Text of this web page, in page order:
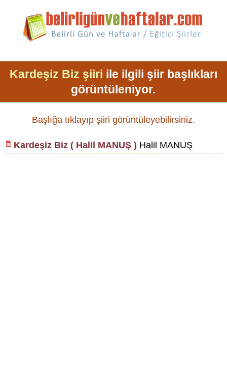
Kardeşiz Biz şiiri ile ilgili şiir başlıkları
görüntüleniyor.
Başlığa tıklayıp şiiri görüntüleyebilirsiniz.
Kardeşiz Biz ( Halil MANUŞ ) Halil MANUŞ